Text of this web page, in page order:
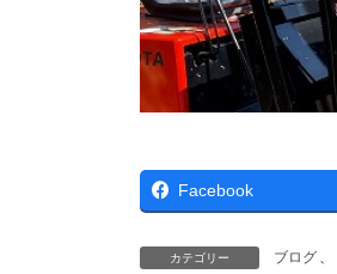
Facebook
カテゴリー ブログ